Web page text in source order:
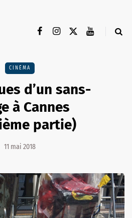
CINÉMA
d’un sans-
à Cannes
partie)
11 mai 2018